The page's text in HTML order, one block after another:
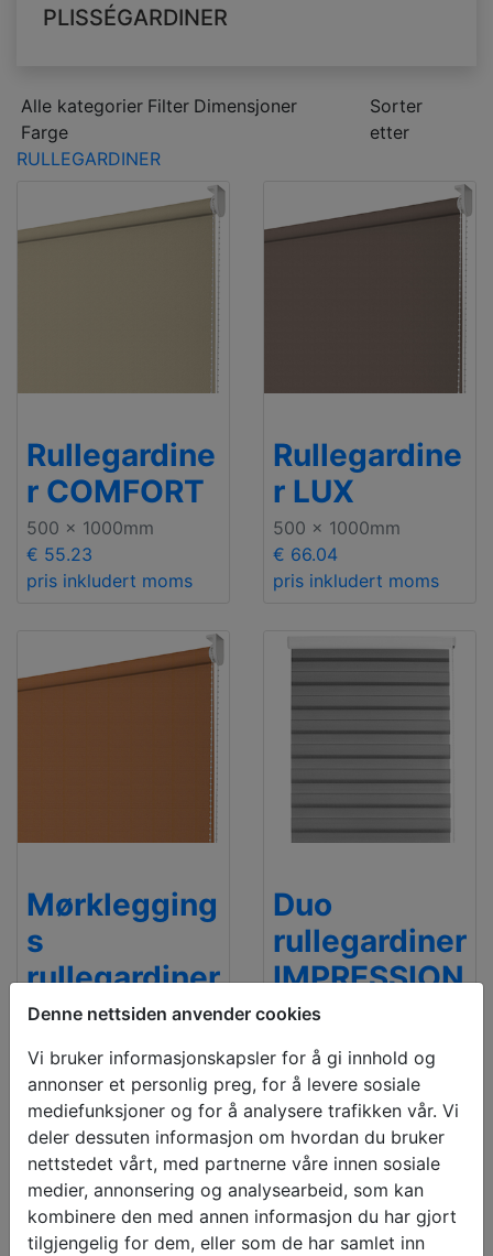
Denne nettsiden anvender cookies
Vi bruker informasjonskapsler for å gi innhold og
annonser et personlig preg, for å levere sosiale
mediefunksjoner og for å analysere trafikken vår. Vi
deler dessuten informasjon om hvordan du bruker
nettstedet vårt, med partnerne våre innen sosiale
medier, annonsering og analysearbeid, som kan
kombinere den med annen informasjon du har gjort
tilgjengelig for dem, eller som de har samlet inn
PLISSÉGARDINER
Alle kategorier Filter Dimensjoner
Farge
Sorter
etter
RULLEGARDINER
Rullegardine
r COMFORT
500 x 1000mm
€ 55.23
pris inkludert moms
Rullegardine
r LUX
500 x 1000mm
€ 66.04
pris inkludert moms
Mørklegging
s
rullegardiner
500 x 1000mm
pris inkludert moms
Duo
rullegardiner
IMPRESSION
500 x 1000mm
pris inkludert moms